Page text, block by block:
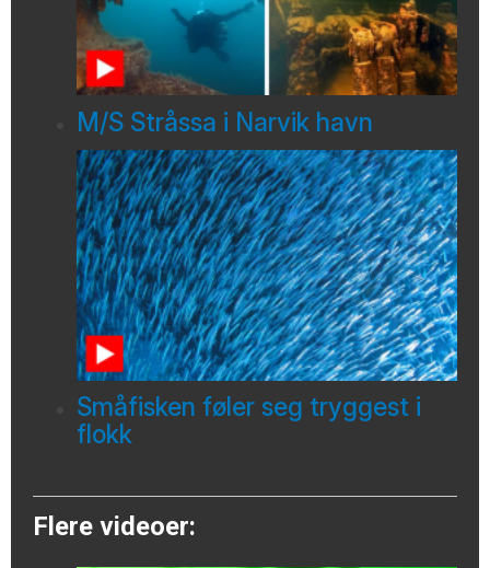
M/S Stråssa i Narvik havn
Småfisken føler seg tryggest i
flokk
Flere videoer: